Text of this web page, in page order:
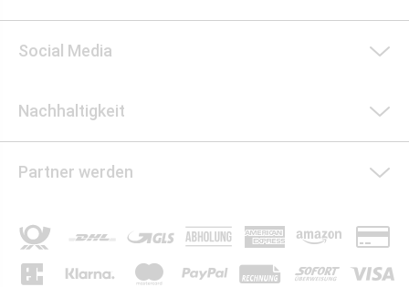
Social Media
Nachhaltigkeit
Partner werden